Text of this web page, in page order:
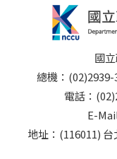
國
總機：(02)2939-
電話：
E-
地址：(116011)